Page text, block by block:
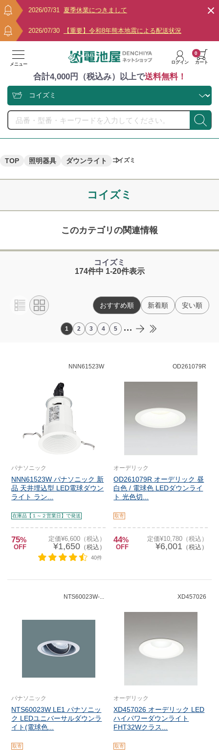
2026/07/31 夏季休業につきまして
2026/07/30 【重要】令和8年熊本地震による配送状況
メニュー ログイン カート
0
合計4,000円（税込み）以上で送料無料！
TOP 照明器具 ダウンライト コイズミ
コイズミ
このカテゴリの関連情報
コイズミ
174件中 1-20件表示
1 2 3 4 5 ...
おすすめ順 新着順 安い順
NNN61523W
パナソニック
NNN61523W パナソニック 新
品 天井埋込型 LED電球ダウン
ライト ラン...
在庫品【１～２営業日】で発送
75%
OFF
定価¥6,600（税込）
¥1,650（税込）
40件
OD261079R
オーデリック
OD261079R オーデリック 昼
白色 / 電球色 LEDダウンライ
ト 光色切...
取寄
44%
OFF
定価¥10,780（税込）
¥6,001 （税込）
NTS60023W-...
パナソニック
NTS60023W LE1 パナソニッ
ク LEDユニバーサルダウンラ
イト(電球色...
取寄
XD457026
オーデリック
XD457026 オーデリック LED
ハイパワーダウンライト
FHT32Wクラス...
取寄